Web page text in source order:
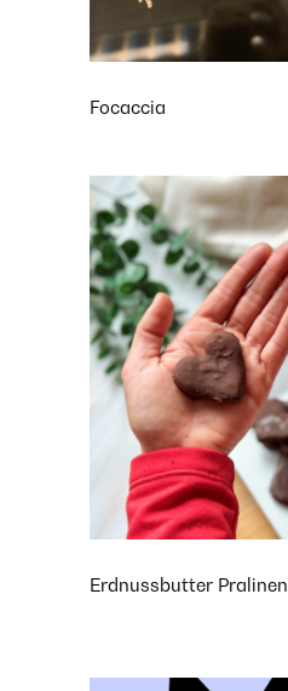
Focaccia
Erdnussbutter Pralinen